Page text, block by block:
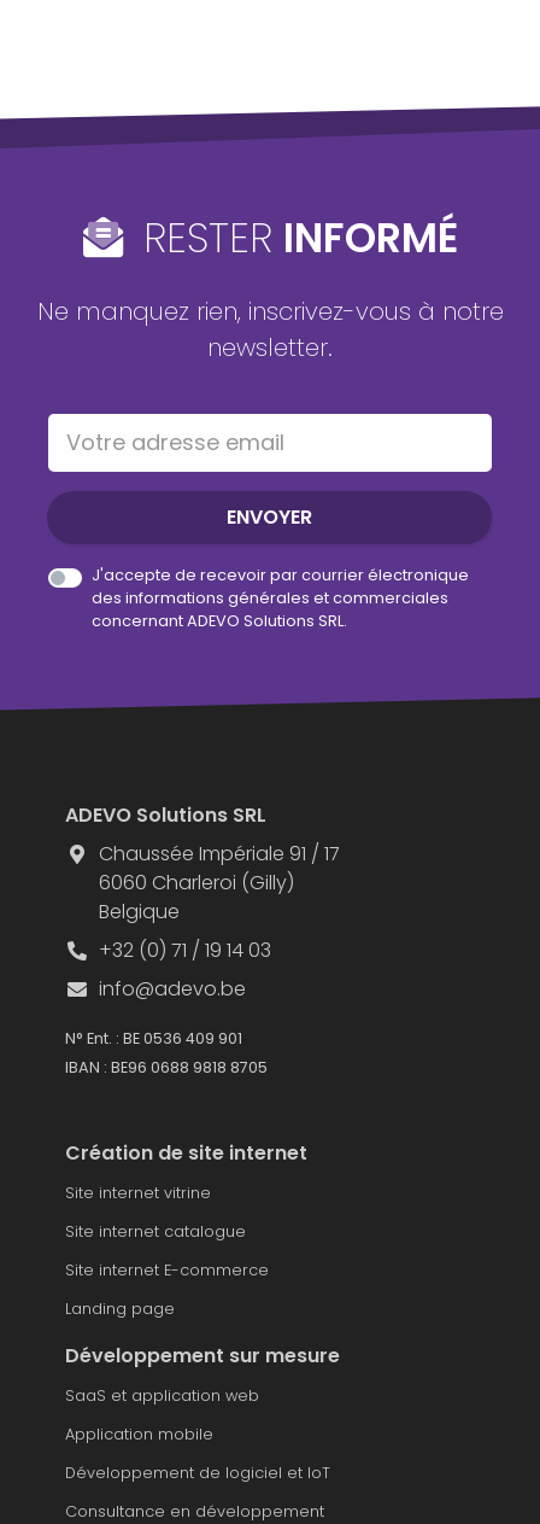
RESTER INFORMÉ
Ne manquez rien, inscrivez-vous à notre
newsletter.
Votre adresse email
ENVOYER
J'accepte de recevoir par courrier électronique
des informations générales et commerciales
concernant ADEVO Solutions SRL.
ADEVO Solutions SRL
Chaussée Impériale 91 / 17
6060 Charleroi (Gilly)
Belgique
+32 (0) 71 / 19 14 03
info@adevo.be
N° Ent. : BE 0536 409 901
IBAN : BE96 0688 9818 8705
Création de site internet
Site internet vitrine
Site internet catalogue
Site internet E-commerce
Landing page
Développement sur mesure
SaaS et application web
Application mobile
Développement de logiciel et IoT
Consultance en développement